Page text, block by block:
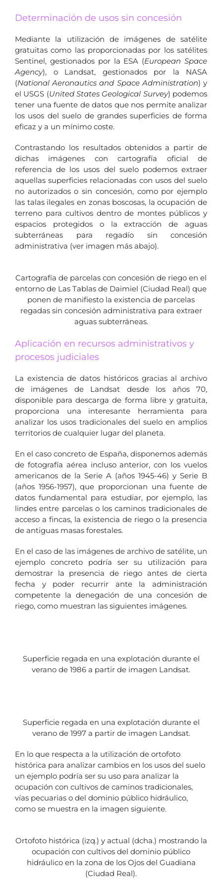
Determinación de usos sin concesión
Mediante la utilización de imágenes de satélite
gratuitas como las proporcionadas por los satélites
Sentinel, gestionados por la ESA (European Space
Agency), o Landsat, gestionados por la NASA
(National Aeronautics and Space Administration) y
el USGS (United States Geological Survey) podemos
tener una fuente de datos que nos permite analizar
los usos del suelo de grandes superficies de forma
eficaz y a un mínimo coste.
Contrastando los resultados obtenidos a partir de
dichas imágenes con cartografía oficial de
referencia de los usos del suelo podemos extraer
aquellas superficies relacionadas con usos del suelo
no autorizados o sin concesión, como por ejemplo
las talas ilegales en zonas boscosas, la ocupación de
terreno para cultivos dentro de montes públicos y
espacios protegidos o la extracción de aguas
subterráneas para regadío sin concesión
administrativa (ver imagen más abajo).
Cartografía de parcelas con concesión de riego en el
entorno de Las Tablas de Daimiel (Ciudad Real) que
ponen de manifiesto la existencia de parcelas
regadas sin concesión administrativa para extraer
aguas subterráneas.
Aplicación en recursos administrativos y
procesos judiciales
La existencia de datos históricos gracias al archivo
de imágenes de Landsat desde los años 70,
disponible para descarga de forma libre y gratuita,
proporciona una interesante herramienta para
analizar los usos tradicionales del suelo en amplios
territorios de cualquier lugar del planeta.
En el caso concreto de España, disponemos además
de fotografía aérea incluso anterior, con los vuelos
americanos de la Serie A (años 1945-46) y Serie B
(años 1956-1957), que proporcionan una fuente de
datos fundamental para estudiar, por ejemplo, las
lindes entre parcelas o los caminos tradicionales de
acceso a fincas, la existencia de riego o la presencia
de antiguas masas forestales.
En el caso de las imágenes de archivo de satélite, un
ejemplo concreto podría ser su utilización para
demostrar la presencia de riego antes de cierta
fecha y poder recurrir ante la administración
competente la denegación de una concesión de
riego, como muestran las siguientes imágenes.
Superficie regada en una explotación durante el
verano de 1986 a partir de imagen Landsat.
Superficie regada en una explotación durante el
verano de 1997 a partir de imagen Landsat.
En lo que respecta a la utilización de ortofoto
histórica para analizar cambios en los usos del suelo
un ejemplo podría ser su uso para analizar la
ocupación con cultivos de caminos tradicionales,
vías pecuarias o del dominio público hidráulico,
como se muestra en la imagen siguiente.
Ortofoto histórica (izq.) y actual (dcha.) mostrando la
ocupación con cultivos del dominio público
hidráulico en la zona de los Ojos del Guadiana
(Ciudad Real).